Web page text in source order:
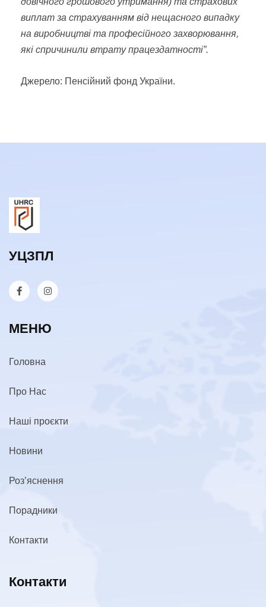
виплат за страхуванням від нещасного випадку
на виробництві та професійного захворювання,
які спричинили втрату працездатності”.
Джерело: Пенсійний фонд України.
УЦЗПЛ
МЕНЮ
Головна
Про Нас
Наші проєкти
Новини
Роз’яснення
Порадники
Контакти
Контакти